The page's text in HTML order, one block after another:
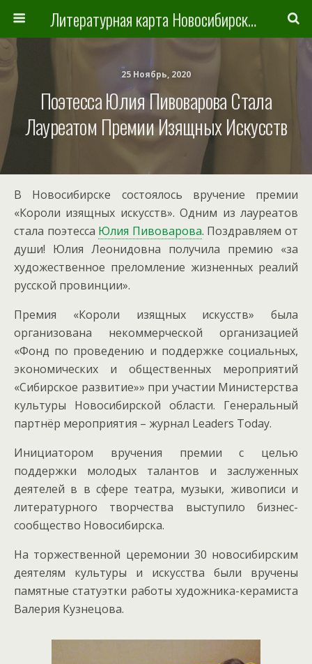
Литературная карта Новосибирска и Новосибирской области
25 Ноябрь, 2020
Поэтесса Юлия Пивоварова Стала
Лауреатом Премии Изящных Искусств
В Новосибирске состоялось вручение премии
«Короли изящных искусств». Одним из лауреатов
стала поэтесса Юлия Пивоварова. Поздравляем от
души! Юлия Леонидовна получила премию «за
художественное преломление жизненных реалий
русской провинции».
Премия «Короли изящных искусств» была
организована некоммерческой организацией
«Фонд по проведению и поддержке социальных,
экономических и общественных мероприятий
«Сибирское развитие»» при участии Министерства
культуры Новосибирской области. Генеральный
партнёр мероприятия – журнал Leaders Today.
Инициатором вручения премии с целью
поддержки молодых талантов и заслуженных
деятелей в в сфере театра, музыки, живописи и
литературного творчества выступило бизнес-
сообщество Новосибирска.
На торжественной церемонии 30 новосибирским
деятелям культуры и искусства были вручены
памятные статуэтки работы художника-керамиста
Валерия Кузнецова.